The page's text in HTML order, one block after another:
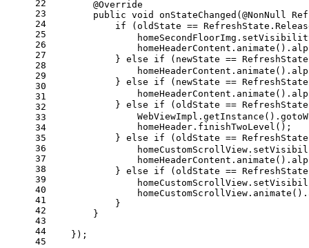
22
23
24
25
26
27
28
29
30
31
32
33
34
35
36
37
38
39
40
41
42
43
44
45
@Override
public void onStateChanged (@NonNull
if (oldState ==
            }
else if (newState ==
            }
else if (newState ==
            }
else if (oldState ==
                homeHeader.finishTwoLevel();
            }
else if (oldState ==
            }
else if (oldState ==
            }
        }
    });